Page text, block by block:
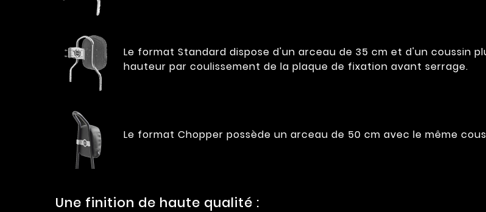
Le format Standard dispose d'un arceau de 35 cm et d'un coussin
hauteur par coulissement de la plaque de fixation avant serrage.
Le format Chopper possède un arceau de 50 cm avec le même
Une finition de haute qualité :